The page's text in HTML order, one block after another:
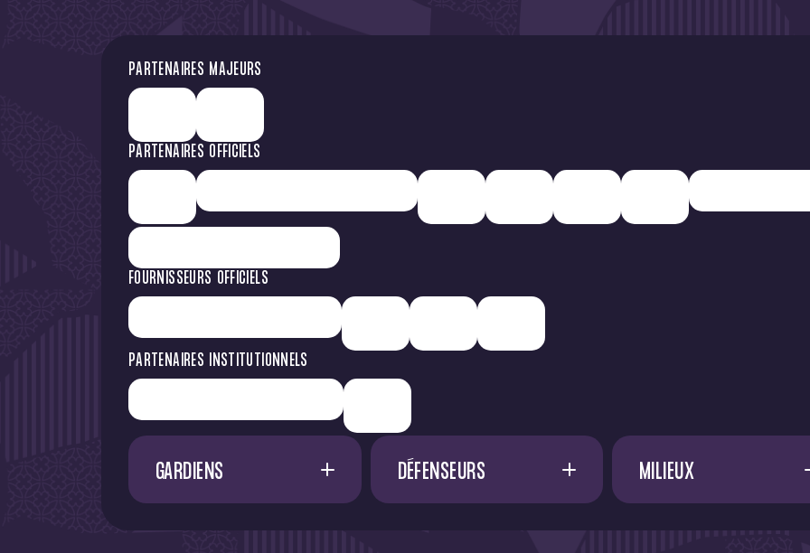
PARTENAIRES MAJEURS
PARTENAIRES OFFICIELS
FOURNISSEURS OFFICIELS
PARTENAIRES INSTITUTIONNELS
GARDIENS DÉFENSEURS MILIEUX